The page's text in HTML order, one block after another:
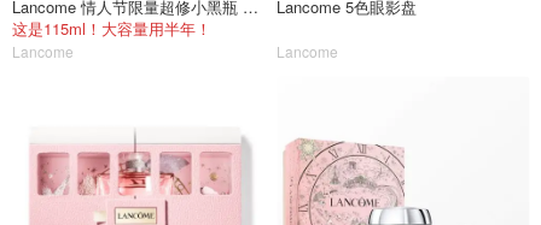
Lancome 情人节限量超修小黑瓶 115ml
这是115ml！大容量用半年！
Lancome
Lancome 5色眼影盘
Lancome